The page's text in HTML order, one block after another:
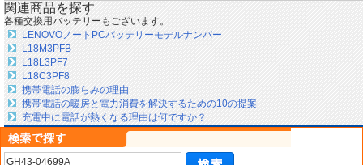
関連商品を探す
各種交換用バッテリーもございます。
LENOVOノートPCバッテリーモデルナンバー
L18M3PFB
L18L3PF7
L18C3PF8
携帯電話の膨らみの理由
携帯電話の暖房と電力消費を解決するための10の提案
充電中に電話が熱くなる理由は何ですか？